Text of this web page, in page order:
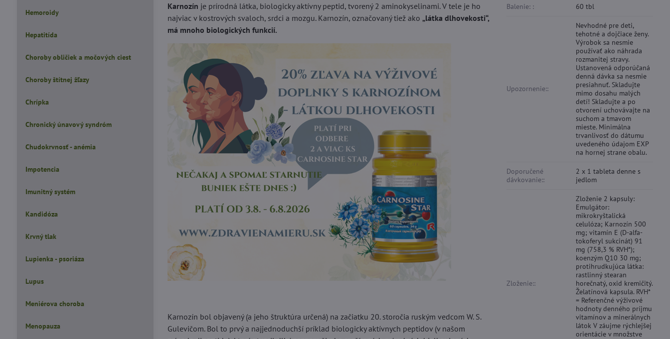
Karnozín je prírodná látka, biologicky aktívny peptid, tvorený 2 aminokyselinami. V tele je ho
najviac v kostrových svaloch, srdci a mozgu. Karnozín, označovaný tiež ako „látka dlhovekosti“,
má mnoho biologických funkcií.
Karnozín bol objavený (a jeho štruktúra určená) na začiatku 20. storočia ruským vedcom W. S.
Gulevičom. Bol to prvý a najjednoduchší príklad biologicky aktívnych peptidov (v našom
Balenie: : 60 tbl
Upozornenie::
Nevhodné pre deti,
tehotné a dojčiace ženy.
Výrobok sa nesmie
používať ako náhrada
rozmanitej stravy.
Ustanovená odporúčaná
denná dávka sa nesmie
presiahnuť. Skladujte
mimo dosahu malých
detí! Skladujte a po
otvorení uchovávajte na
suchom a tmavom
mieste. Minimálna
trvanlivosť do dátumu
uvedeného údajom EXP
na hornej strane obalu.
Doporučené
dávkovanie::
2 x 1 tableta denne s
jedlom
Zloženie::
Zloženie 2 kapsuly:
Emulgátor:
mikrokryštalická
celulóza; Karnozín 500
mg; vitamín E (D-alfa-
tokoferyl sukcinát) 91
mg (758,3 % RVH*);
koenzým Q10 30 mg;
protihrudkujúca látka:
rastlinný stearan
horečnatý, oxid kremičitý.
Želatínová kapsula. RVH*
= Referenčné výživové
hodnoty denného príjmu
vitamínov a minerálnych
látok V záujme rýchlejšej
orientácie v množstve
Hemoroidy
Hepatitída
Choroby obličiek a močových ciest
Choroby štítnej žľazy
Chrípka
Chronický únavový syndróm
Chudokrvnosť - anémia
Impotencia
Imunitný systém
Kandidóza
Krvný tlak
Lupienka - psoriáza
Lupus
Meniérova choroba
Menopauza